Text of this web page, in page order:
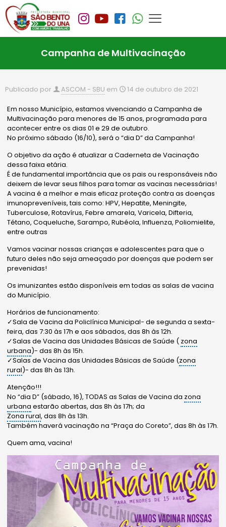
Campanha de Multivacinação
Publicado por ASCOM - SBU em 14 de outubro de 2021
Em nosso Município, estamos vivenciando a Campanha de
Multivacinação para menores de 15 anos, programada para
acontecer entre os dias 01 e 29 de outubro.
No próximo sábado (16/10), será o “dia D” da Campanha!
O objetivo da ação é atualizar a Caderneta de Vacinação
dessa faixa etária.
É de fundamental importância que os pais ou responsáveis não
deixem de levar seus filhos para tomar as vacinas necessárias!
A vacina é a melhor e mais eficaz proteção contra as doenças
imunopreveníveis, tais como: HPV, Hepatite, Meningite,
Tuberculose, Rotavírus, Febre amarela, Varicela, Difteria,
Tétano, Coqueluche, Sarampo, Rubéola, Influenza, Poliomielite,
entre outras
Vamos vacinar nossas crianças e adolescentes para que o
futuro deles não seja ameaçado por doenças que podem ser
prevenidas!
Os imunizantes estão disponíveis em todas as salas de vacina
do Município.
Horários de funcionamento:
✓Sala de Vacina da Policlínica Municipal- de segunda a sexta-
feira, das 7:30 às 17h e aos sábados, das 8h às 12h.
✓Salas de Vacina das Unidades Básicas de Saúde ( zona
urbana)- das 8h às 15h.
✓Salas de Vacina das Unidades Básicas de Saúde (zona
rural)- das 8h às 13h.
Atenção!!!
No “dia D” (sábado, 16), TODAS as Salas de Vacina da zona
urbana estarão abertas, das 8h às 17h; da
Zona rural, das 8h às 13h.
Também haverá vacinação na “Praça do Coreto”, das 8h às 17h.
Quem ama, vacina!